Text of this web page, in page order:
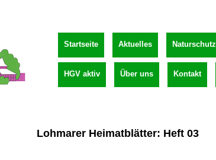
Startseite Aktuelles Naturschutz
HGV aktiv Über uns Kontakt
Lohmarer Heimatblätter: Heft 03